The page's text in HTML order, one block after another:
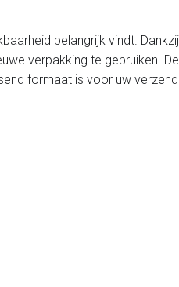
belangrijk vindt.
verpakking te gebruiken.
formaat is voor uw